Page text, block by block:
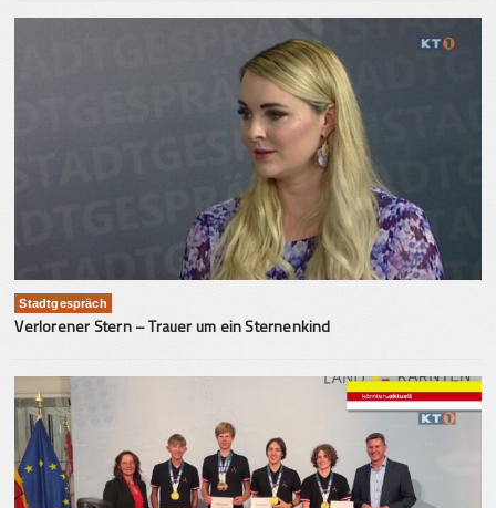
Stadtgespräch
Verlorener Stern – Trauer um ein Sternenkind